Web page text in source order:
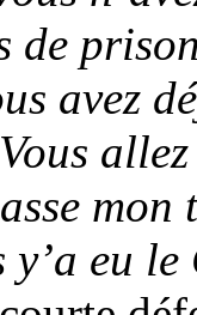
de
avez
Vous
mon
eu le